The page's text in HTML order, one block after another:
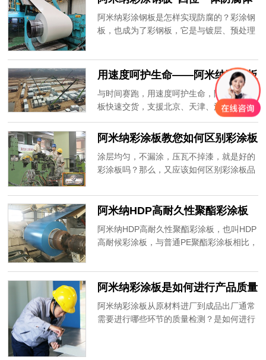
系”
阿米纳彩涂钢板是怎样实现防腐的？彩涂钢
板，也成为了彩钢板，它是与镀层、预处理
彩涂板采用鞍钢、首钢等大型钢厂基材及威
士伯等品牌涂料，并经过5类48道工序涂装
而成，具有优异的防腐性能及持久的抗褪色
性能。
用速度呵护生命——阿米纳彩涂板
支援方舱医院建设
与时间赛跑，用速度呵护生命，阿米纳彩涂
板快速交货，支援北京、天津、河北等多地
方舱医院建设。愿山河无恙，人间皆安！
阿米纳彩涂板教您如何区别彩涂板
品质的好坏呢？
涂层均匀，不漏涂，压瓦不掉漆，就是好的
彩涂板吗？那么，又应该如何区别彩涂板品
什么？又该如何选择彩涂板生产厂家呢？
阿米纳HDP高耐久性聚酯彩涂板
耐候性为什么可以达到15年以
上？
阿米纳HDP高耐久性聚酯彩涂板，也叫HDP
高耐候彩涂板，与普通PE聚酯彩涂板相比，
阿米纳彩涂板是如何进行产品质量
控制的？
阿米纳彩涂板从原材料进厂到成品出厂通常
需要进行哪些环节的质量检测？是如何进行